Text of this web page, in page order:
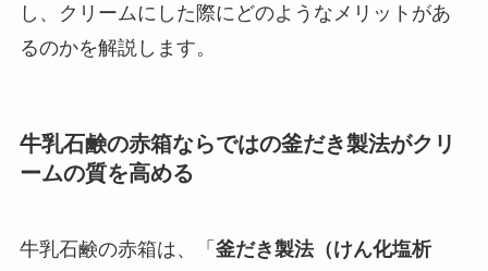
し、クリームにした際にどのようなメリットがあ
るのかを解説します。
牛乳石鹸の赤箱ならではの釜だき製法がクリ
ームの質を高める
牛乳石鹸の赤箱は、「 釜だき製法（けん化塩析